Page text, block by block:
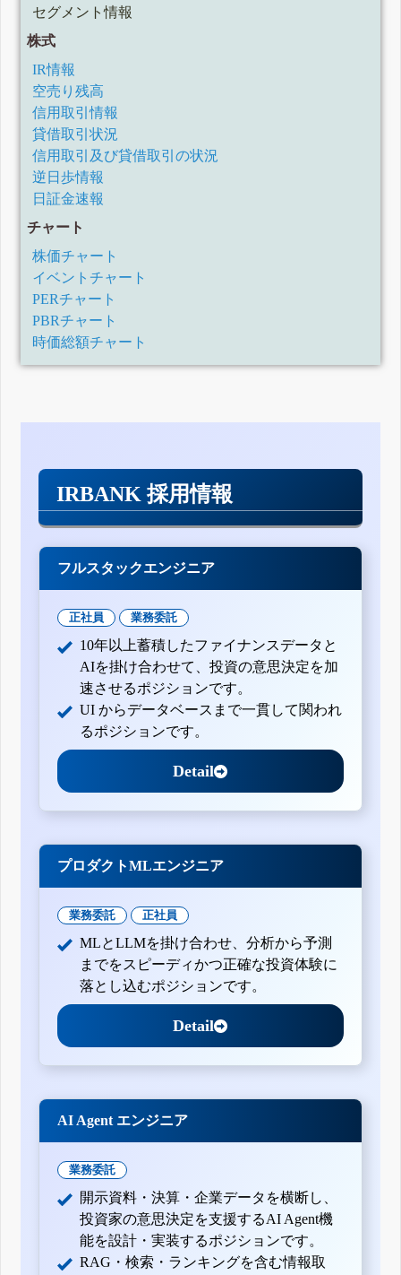
セグメント情報
株式
IR情報
空売り残高
信用取引情報
貸借取引状況
信用取引及び貸借取引の状況
逆日歩情報
日証金速報
チャート
株価チャート
イベントチャート
PERチャート
PBRチャート
時価総額チャート
IRBANK 採用情報
フルスタックエンジニア
正社員 業務委託
10年以上蓄積したファイナンスデータと
AIを掛け合わせて、投資の意思決定を加
速させるポジションです。
UI からデータベースまで一貫して関われ
るポジションです。
Detail
プロダクトMLエンジニア
業務委託 正社員
MLとLLMを掛け合わせ、分析から予測
までをスピーディかつ正確な投資体験に
落とし込むポジションです。
Detail
AI Agent エンジニア
業務委託
開示資料・決算・企業データを横断し、
投資家の意思決定を支援するAI Agent機
能を設計・実装するポジションです。
RAG・検索・ランキングを含む情報取